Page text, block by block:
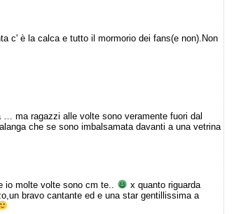
c' è la calca e tutto il mormorio dei fans(e non).Non
ma ragazzi alle volte sono veramente fuori dal
che se sono imbalsamata davanti a una vetrina
io molte volte sono cm te..
x quanto riguarda
bravo cantante ed e una star gentillissima a